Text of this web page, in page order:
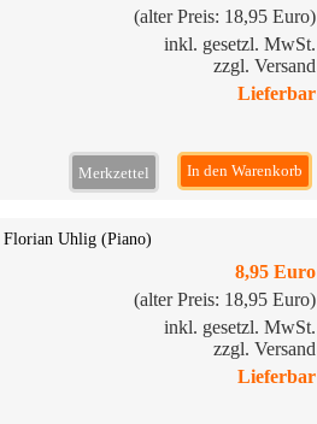
(alter Preis: 18,95 Euro)
inkl. gesetzl. MwSt.
zzgl. Versand
Lieferbar
In den Warenkorb
Merkzettel
Florian Uhlig (Piano)
8,95 Euro
(alter Preis: 18,95 Euro)
inkl. gesetzl. MwSt.
zzgl. Versand
Lieferbar